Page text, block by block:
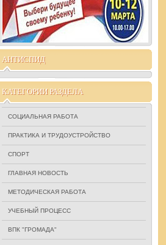
АНТИСПИД
КАТЕГОРИИ РАЗДЕЛА
СОЦИАЛЬНАЯ РАБОТА
ПРАКТИКА И ТРУДОУСТРОЙСТВО
СПОРТ
ГЛАВНАЯ НОВОСТЬ
МЕТОДИЧЕСКАЯ РАБОТА
УЧЕБНЫЙ ПРОЦЕСС
ВПК "ГРОМАДА"